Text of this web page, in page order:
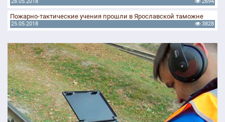
Пожарно-тактические учения прошли в Ярославской таможне
25.05.2018 3828